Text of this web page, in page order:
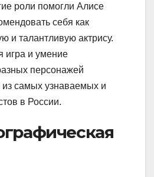
роли помогли Алисе
себя как
и талантливую актрису.
игра и умение
персонажей
самых узнаваемых и
в России.